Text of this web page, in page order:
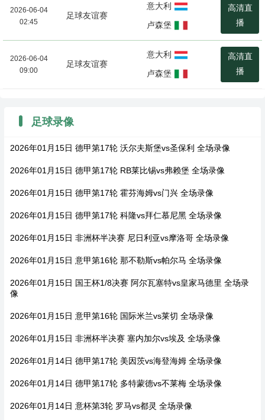
2026-06-04
02:45
足球友谊赛
意大利
卢森堡
高清直
播
2026-06-04
09:00
足球友谊赛
意大利
卢森堡
高清直
播
足球录像
2026年01月15日 德甲第17轮 沃尔夫斯堡vs圣保利 全场录像
2026年01月15日 德甲第17轮 RB莱比锡vs弗赖堡 全场录像
2026年01月15日 德甲第17轮 霍芬海姆vs门兴 全场录像
2026年01月15日 德甲第17轮 科隆vs拜仁慕尼黑 全场录像
2026年01月15日 非洲杯半决赛 尼日利亚vs摩洛哥 全场录像
2026年01月15日 意甲第16轮 那不勒斯vs帕尔马 全场录像
2026年01月15日 国王杯1/8决赛 阿尔瓦塞特vs皇家马德里 全场录
像
2026年01月15日 意甲第16轮 国际米兰vs莱切 全场录像
2026年01月15日 非洲杯半决赛 塞内加尔vs埃及 全场录像
2026年01月14日 德甲第17轮 美因茨vs海登海姆 全场录像
2026年01月14日 德甲第17轮 多特蒙德vs不莱梅 全场录像
2026年01月14日 意杯第3轮 罗马vs都灵 全场录像